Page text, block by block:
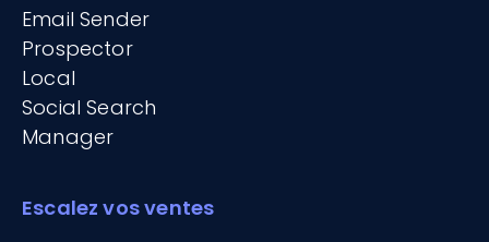
Email Sender
Prospector
Local
Social Search
Manager
Escalez vos ventes